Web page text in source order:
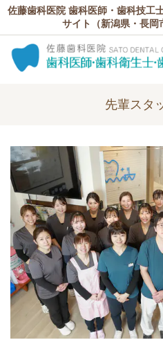
佐藤歯科医院 歯科医師・歯科技工
サイト（新潟県・長岡
先輩スタ